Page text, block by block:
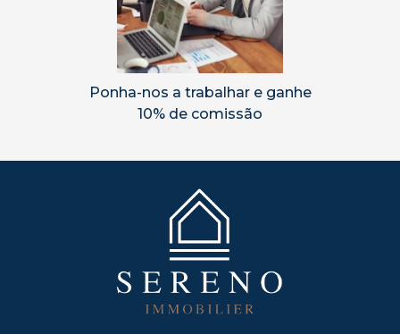
Ponha-nos a trabalhar e ganhe
10% de comissão